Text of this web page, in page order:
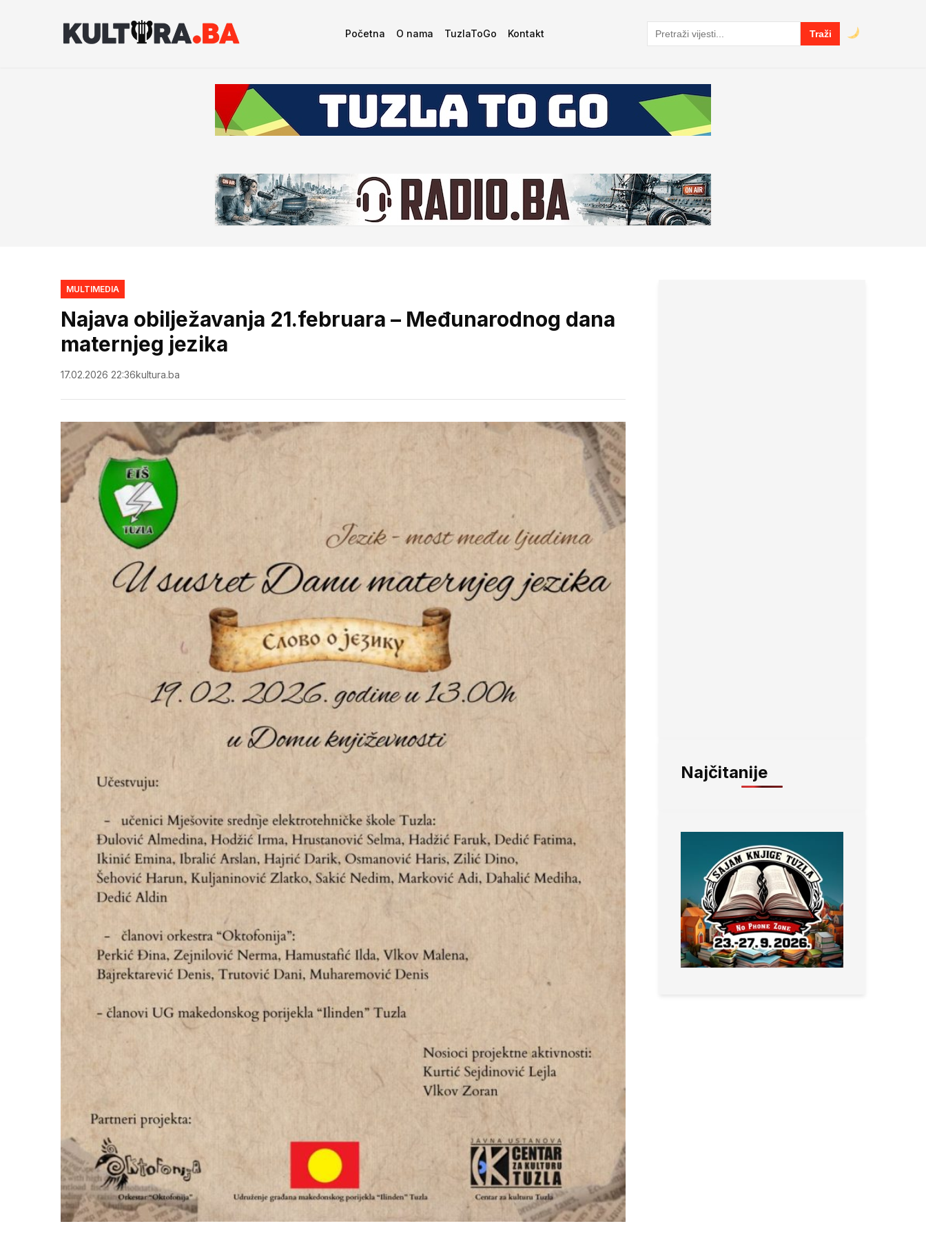
Početna O nama TuzlaToGo Kontakt
Pretraga
Traži
MULTIMEDIA
Najava obilježavanja 21.februara – Međunarodnog dana
maternjeg jezika
17.02.2026 22:36kultura.ba
Najčitanije